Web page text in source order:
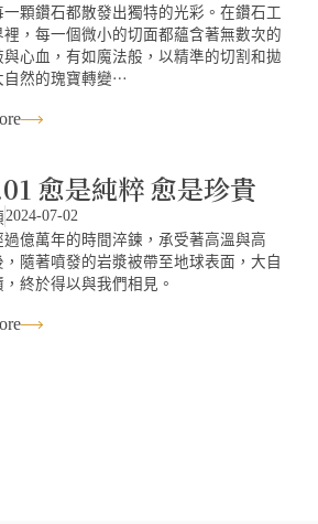
一顆鑽石都散發出獨特的光彩。在鑽石工
裡，每一個微小的切面都蘊含著無數次的
與心血，有如魔法般，以精準的切割和拋
自然的瑰寶轉變⋯
愈是純粹 愈是珍貴
2024-07-02
過億萬年的時間淬鍊，承受著高溫與高
，隨著噴發的岩漿被帶至地球表面，大自
終於得以與我們相見。